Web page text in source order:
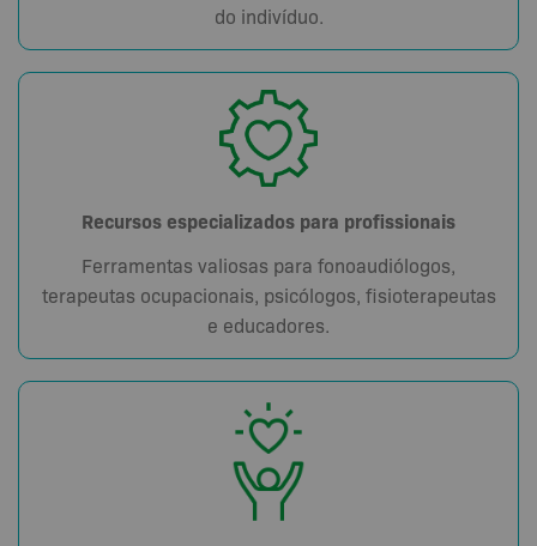
do indivíduo.
Recursos especializados para profissionais
Ferramentas valiosas para fonoaudiólogos,
terapeutas ocupacionais, psicólogos, fisioterapeutas
e educadores.